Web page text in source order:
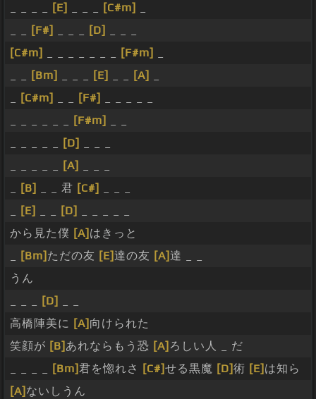
[E] [C#m]
[F#] [D]
[C#m]
[F#m]
[Bm] [E] [A]
[C#m] [F#]
[F#m]
[D]
[A]
[B] _ _ 君 [C#]
[E] [D]
から見た僕 [A] はきっと
[Bm] ただの友 [E]達の友 [A]達 _ _
うん
[D]
高橋陣美に [A] 向けられた
笑顔が [B] あれならもう恐 [A] ろしい人 _ だ
[Bm]君を惚れさ [C#]せる黒魔 [D]術 [E] は知ら
[A] ないしうん